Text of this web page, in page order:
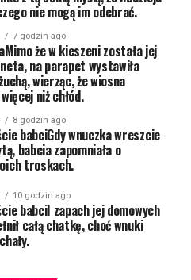
nie mogą im odebrać.
7 godzin ago
że w kieszeni została jej
na parapet wystawiła
wierząc, że wiosna
niż chłód.
8 godzin ago
babciGdy wnuczka wreszcie
babcia zapomniała o
troskach.
10 godzin ago
babciI zapach jej domowych
całą chatkę, choć wnuki